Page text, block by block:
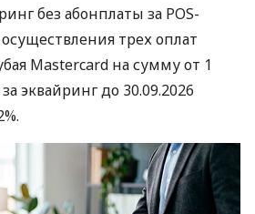
без абонплаты за POS-
трех оплат
Mastercard на сумму от 1
эквайринг до 30.09.2026